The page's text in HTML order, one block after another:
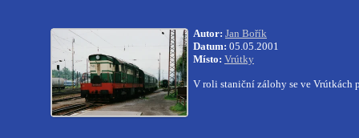
Autor: Jan Bořík
Datum: 05.05.2001
Místo: Vrútky
V roli staniční zálohy se ve Vrútkách